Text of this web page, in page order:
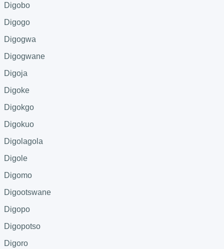
Digobo
Digogo
Digogwa
Digogwane
Digoja
Digoke
Digokgo
Digokuo
Digolagola
Digole
Digomo
Digootswane
Digopo
Digopotso
Digoro